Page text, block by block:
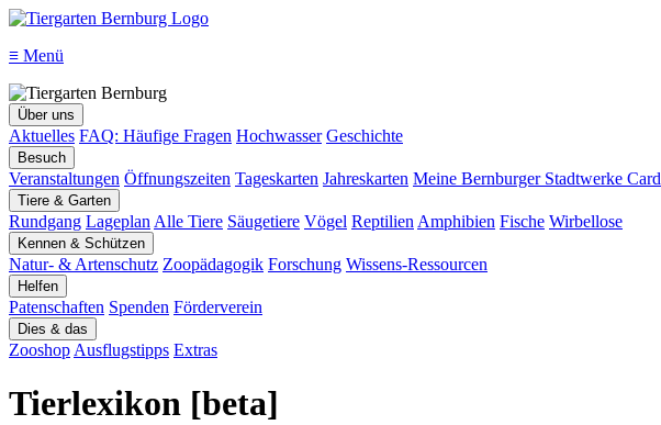
≡ Menü
Über uns
Aktuelles FAQ: Häufige Fragen Hochwasser Geschichte
Besuch
Veranstaltungen Öffnungszeiten Tageskarten Jahreskarten Meine Bernburger Stadtwerke Card
Tiere & Garten
Rundgang Lageplan Alle Tiere Säugetiere Vögel Reptilien Amphibien Fische Wirbellose
Kennen & Schützen
Natur- & Artenschutz Zoopädagogik Forschung Wissens-Ressourcen
Helfen
Patenschaften Spenden Förderverein
Dies & das
Zooshop Ausflugstipps Extras
Tierlexikon [beta]